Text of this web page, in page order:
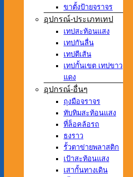
ขาตั้งป้ายจราจร
อุปกรณ์-ประเภทเทป
เทปสะท้อนแสง
เทปกันลื่น
เทปตีเส้น
เทปกั้นเขต เทปขาว
แดง
อุปกรณ์-อื่นๆ
ถุงมือจราจร
ทับทิมสะท้อนแสง
ที่ล็อคล้อรถ
ธงราว
รั้วตาข่ายพลาสติก
เป้าสะท้อนแสง
เสากั้นทางเดิน